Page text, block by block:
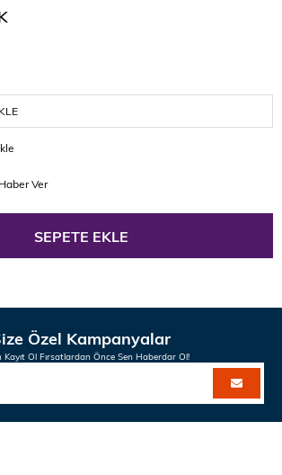
Ver
Özel Kampanyalar
Kayıt Ol Fırsatlardan Önce Sen Haberdar Ol!